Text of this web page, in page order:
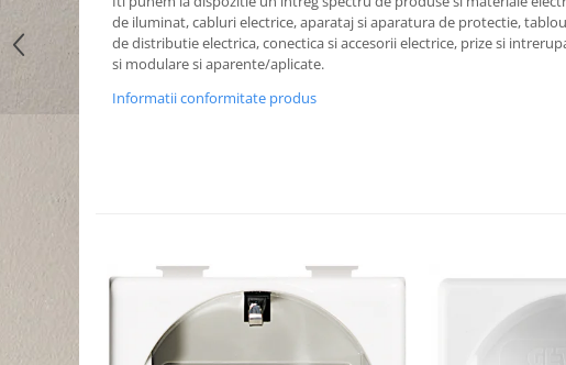
de iluminat, cabluri electrice, aparataj si aparatura de protectie,
de distributie electrica, conectica si accesorii electrice, prize si
si modulare si aparente/aplicate.
Informatii conformitate produs